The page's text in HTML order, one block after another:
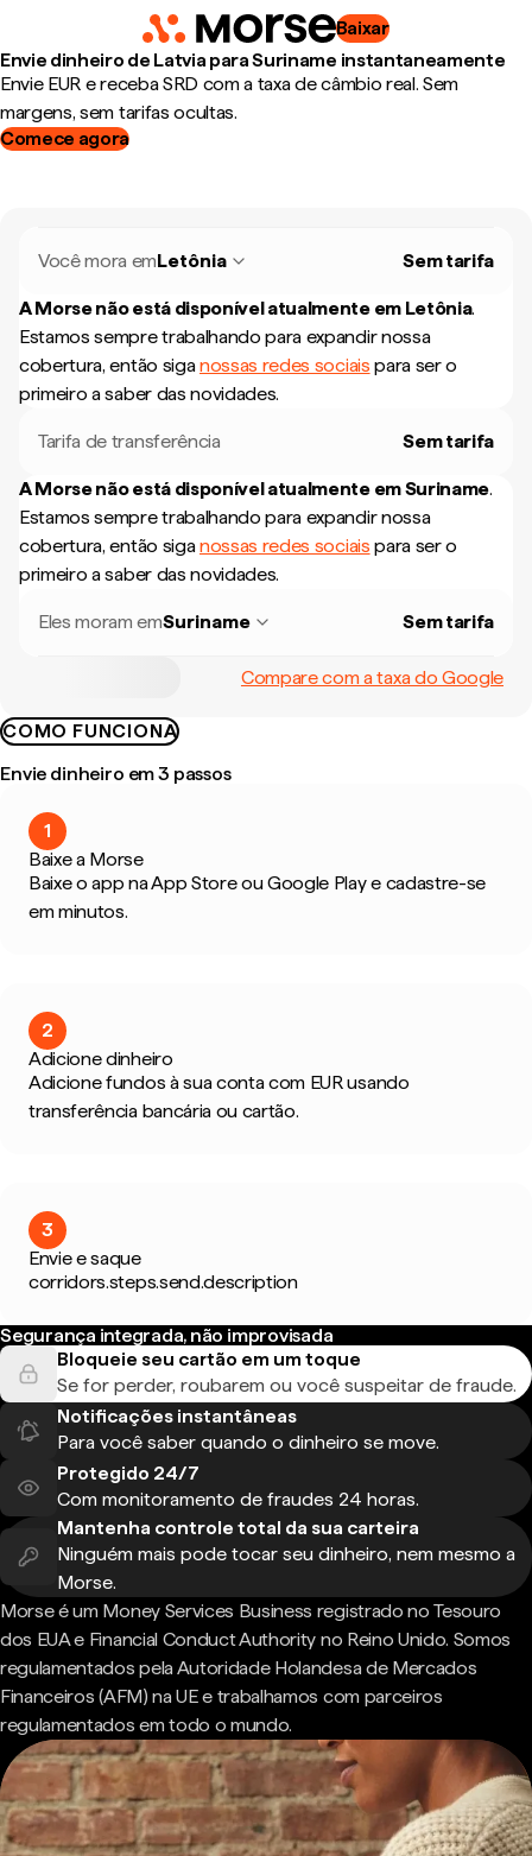
Baixar
Envie dinheiro de Latvia para Suriname instantaneamente
Envie EUR e receba SRD com a taxa de câmbio real. Sem
margens, sem tarifas ocultas.
Comece agora
Você mora emLetônia Sem tarifa
A Morse não está disponível atualmente em Letônia.
Estamos sempre trabalhando para expandir nossa
cobertura, então siganossas redes sociais para ser o
primeiro a saber das novidades.
Tarifa de transferência Sem tarifa
A Morse não está disponível atualmente emSuriname.
Estamos sempre trabalhando para expandir nossa
cobertura, então siganossas redes sociais para ser o
primeiro a saber das novidades.
Eles moram emSuriname Sem tarifa
Compare com a taxa do Google
COMO FUNCIONA
Envie dinheiro em 3 passos
1
Baixe a Morse
Baixe o app na App Store ou Google Play e cadastre-se
em minutos.
2
Adicione dinheiro
Adicione fundos à sua conta com EUR usando
transferência bancária ou cartão.
3
Envie e saque
corridors.steps.send.description
Segurança integrada, não improvisada
Bloqueie seu cartão em um toque
Se for perder, roubarem ou você suspeitar de fraude.
Notificações instantâneas
Para você saber quando o dinheiro se move.
Protegido 24/7
Com monitoramento de fraudes 24 horas.
Mantenha controle total da sua carteira
Ninguém mais pode tocar seu dinheiro, nem mesmo a
Morse.
Morse é um Money Services Business registrado no Tesouro
dos EUA e Financial Conduct Authority no Reino Unido. Somos
regulamentados pela Autoridade Holandesa de Mercados
Financeiros (AFM) na UE e trabalhamos com parceiros
regulamentados em todo o mundo.